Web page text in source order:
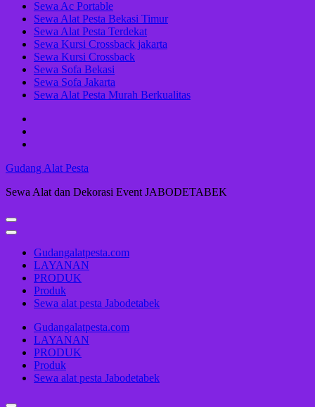
Sewa Ac Portable
Sewa Alat Pesta Bekasi Timur
Sewa Alat Pesta Terdekat
Sewa Kursi Crossback jakarta
Sewa Kursi Crossback
Sewa Sofa Bekasi
Sewa Sofa Jakarta
Sewa Alat Pesta Murah Berkualitas
Gudang Alat Pesta
Sewa Alat dan Dekorasi Event JABODETABEK
Gudangalatpesta.com
LAYANAN
PRODUK
Produk
Sewa alat pesta Jabodetabek
Gudangalatpesta.com
LAYANAN
PRODUK
Produk
Sewa alat pesta Jabodetabek